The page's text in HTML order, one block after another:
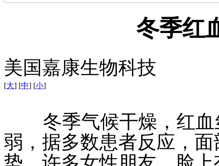
冬季红
美国嘉康生物科技
[大] [中] [小]
冬季气候干燥，红血
弱，据多数患者反应，